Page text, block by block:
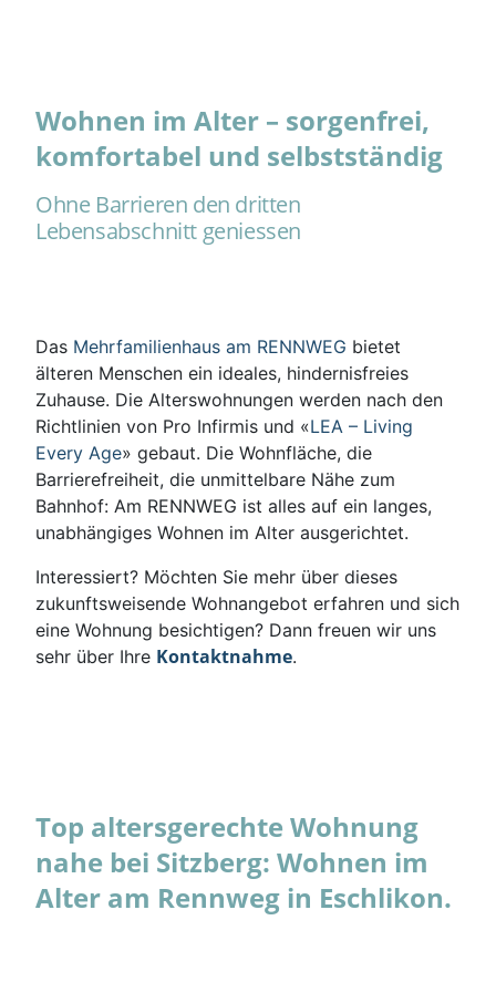
Wohnen im Alter – sorgenfrei,
komfortabel und selbstständig
Ohne Barrieren den dritten
Lebensabschnitt geniessen
Das Mehrfamilienhaus am RENNWEG bietet
älteren Menschen ein ideales, hindernisfreies
Zuhause. Die Alterswohnungen werden nach den
Richtlinien von Pro Infirmis und «LEA – Living
Every Age» gebaut. Die Wohnfläche, die
Barrierefreiheit, die unmittelbare Nähe zum
Bahnhof: Am RENNWEG ist alles auf ein langes,
unabhängiges Wohnen im Alter ausgerichtet.
Interessiert? Möchten Sie mehr über dieses
zukunftsweisende Wohnangebot erfahren und sich
eine Wohnung besichtigen? Dann freuen wir uns
sehr über Ihre Kontaktnahme.
Top altersgerechte Wohnung
nahe bei Sitzberg: Wohnen im
Alter am Rennweg in Eschlikon.